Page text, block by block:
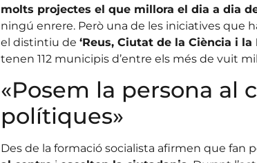
molts projectes el que millora el dia a dia
ningú enrere. Però una de les iniciatives que
el distintiu de ‘Reus, Ciutat de la Ciència i la
tenen 112 municipis d’entre els més de vuit
«Posem la persona al
polítiques»
Des de la formació socialista afirmen que fan